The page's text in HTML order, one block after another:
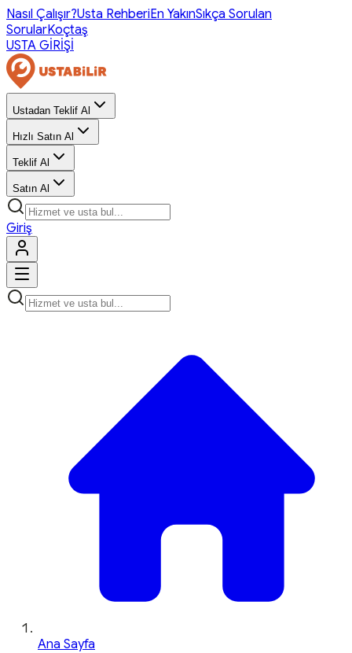
Nasıl Çalışır?Usta RehberiEn YakınSıkça Sorulan
SorularKoçtaş
USTA GİRİŞİ
Ustadan Teklif Al
Hızlı Satın Al
Teklif Al
Satın Al
Giriş
Ana Sayfa